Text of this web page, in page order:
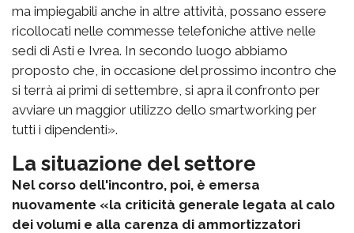
ma impiegabili anche in altre attività, possano essere
ricollocati nelle commesse telefoniche attive nelle
sedi di Asti e Ivrea. In secondo luogo abbiamo
proposto che, in occasione del prossimo incontro che
si terrà ai primi di settembre, si apra il confronto per
avviare un maggior utilizzo dello smartworking per
tutti i dipendenti».
La situazione del settore
Nel corso dell'incontro, poi, è emersa
nuovamente «la criticità generale legata al calo
dei volumi e alla carenza di ammortizzatori